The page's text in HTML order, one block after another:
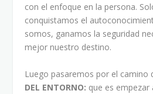
con el enfoque en la persona.
conquistamos el
somos, ganamos la seguridad
mejor nuestro destino.
Luego pasaremos por el camino
DEL ENTORNO: que es empezar